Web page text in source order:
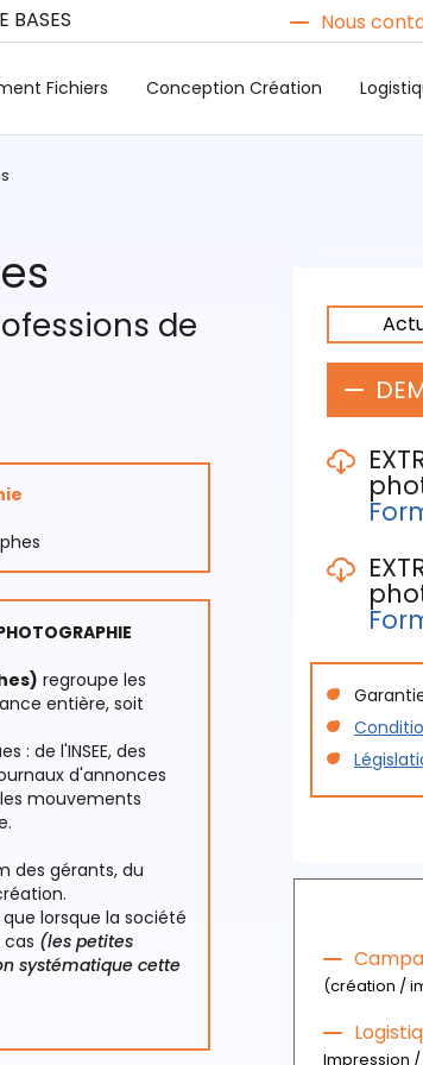
BASES Nous
Fichiers Conception Création
de
regroupe les
entière, soit
de l'INSEE, des
d'annonces
mouvements
des gérants, du
lorsque la société
cas (les petites
systématique cette
Les
- La
- Le
-
- Le
-
Les
- La
-
(création /
Impression